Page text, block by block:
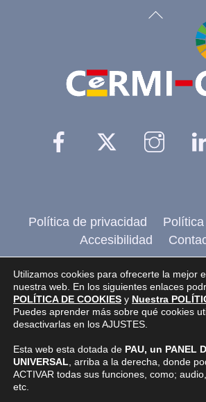
Back
Facebook Twitter
Política de privacidad
Accesibilidad
@2026 CERMI CV, Comité
representantes de personas con
la Comunidad
Nefergalia, SL
Utilizamos cookies para ofrecerte la mejor
nuestra web. En los siguientes enlaces
POLÍTICA DE COOKIES y Nuestra
Puedes aprender más sobre qué cookies
desactivarlas en los AJUSTES.
Esta web esta dotada de PAU, un PANEL
UNIVERSAL , arriba a la derecha, donde
ACTIVAR todas sus funciones, como;
etc.